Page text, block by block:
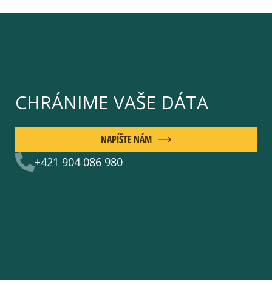
CHRÁNIME VAŠE DÁTA
+421 904 086 980
NAPÍŠTE NÁM